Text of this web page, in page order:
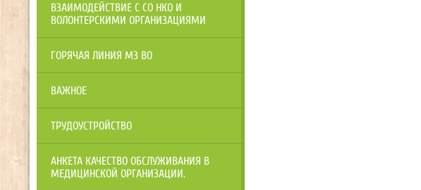
ВЗАИМОДЕЙСТВИЕ С СО НКО И
ВОЛОНТЕРСКИМИ ОРГАНИЗАЦИЯМИ
ГОРЯЧАЯ ЛИНИЯ МЗ ВО
ВАЖНОЕ
ТРУДОУСТРОЙСТВО
АНКЕТА КАЧЕСТВО ОБСЛУЖИВАНИЯ В
МЕДИЦИНСКОЙ ОРГАНИЗАЦИИ.